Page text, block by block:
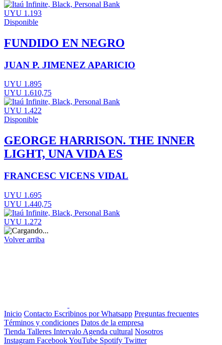
UYU 1.193
Disponible
FUNDIDO EN NEGRO
JUAN P. JIMENEZ APARICIO
UYU 1.895
UYU 1.610,75
UYU 1.422
Disponible
GEORGE HARRISON. THE INNER
LIGHT, UNA VIDA ES
FRANCESC VICENS VIDAL
UYU 1.695
UYU 1.440,75
UYU 1.272
Volver arriba
Inicio Contacto Escribinos por Whatsapp Preguntas frecuentes
Términos y condiciones Datos de la empresa
Tienda Talleres Intervalo Agenda cultural Nosotros
Instagram FacebookYouTube Spotify Twitter